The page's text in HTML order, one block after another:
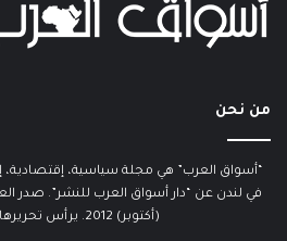
من نحن
“أسواق العرب” هي مجلة سياسية، إقتصادية،
في لندن عن “دار أسواق العرب للنشر”. صدر
(أكتوبر) 2012. يرأس تحريرها كابي طبراني.